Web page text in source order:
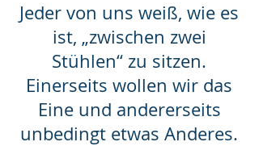
Jeder von uns weiß, wie es
ist, „zwischen zwei
Stühlen“ zu sitzen.
Einerseits wollen wir das
Eine und andererseits
unbedingt etwas Anderes.